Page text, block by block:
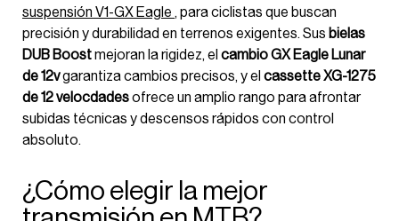
suspensión V1-GX Eagle , para ciclistas que buscan
precisión y durabilidad en terrenos exigentes. Sus bielas
DUB Boostmejoran la rigidez, el cambio GX Eagle Lunar
de 12vgarantiza cambios precisos, y el cassette XG-1275
de 12 velocdadesofrece un amplio rango para afrontar
subidas técnicas y descensos rápidos con control
absoluto.
¿Cómo elegir la mejor